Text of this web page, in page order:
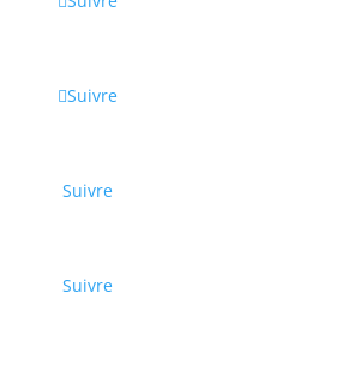
Suivre
Suivre
Suivre